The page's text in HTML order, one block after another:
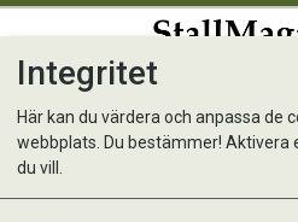
Equinatura Hoof
Integritet
Här kan du värdera och anpassa de
webbplats. Du bestämmer! Aktivera
du vill.